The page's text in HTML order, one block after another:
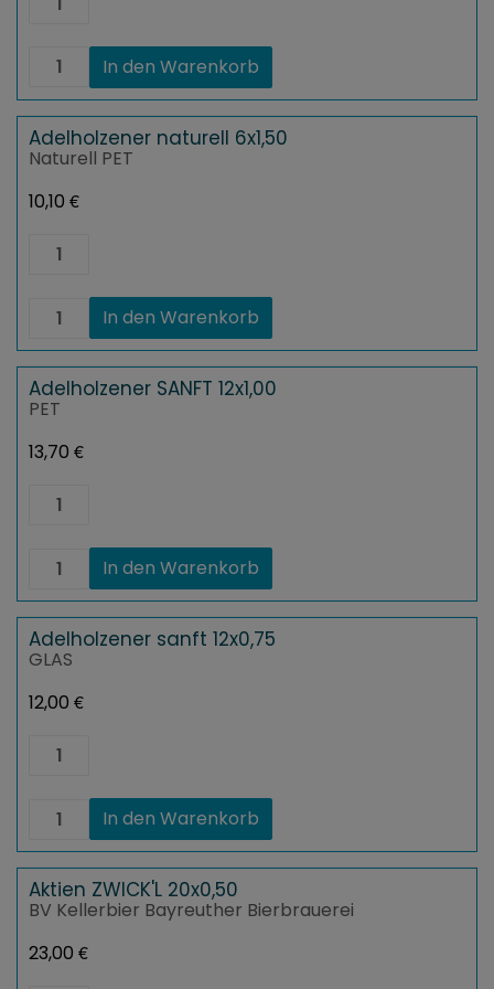
naturell
Adelholzener
naturell
12x0,75
Menge
In den Warenkorb
Adelholzener naturell 6x1,50
Naturell PET
10,10 €
Adelholzener
naturell
Adelholzener
naturell
6x1,50
Menge
In den Warenkorb
Adelholzener SANFT 12x1,00
PET
13,70 €
Adelholzener
SANFT
Adelholzener
SANFT
12x1,00
Menge
In den Warenkorb
Adelholzener sanft 12x0,75
GLAS
12,00 €
Adelholzener
sanft
Adelholzener
sanft
12x0,75
Menge
In den Warenkorb
Aktien ZWICK'L 20x0,50
BV Kellerbier Bayreuther Bierbrauerei
23,00 €